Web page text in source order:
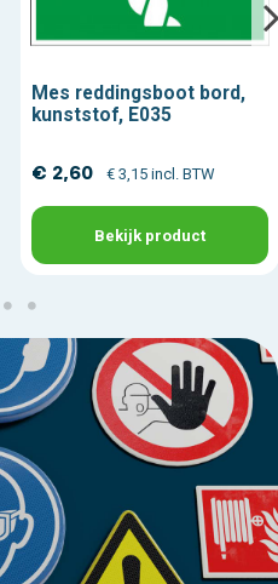
Mes reddingsboot bord,
kunststof, E035
€ 2,60 € 3,15 incl. BTW
Bekijk product